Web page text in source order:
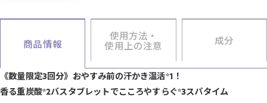
商品情報
使用方法・
使用上の注意 成分
《数量限定3回分》おやすみ前の汗かき温活*1！
香る重炭酸*2バスタブレットでこころやすらぐ*3スパタイム